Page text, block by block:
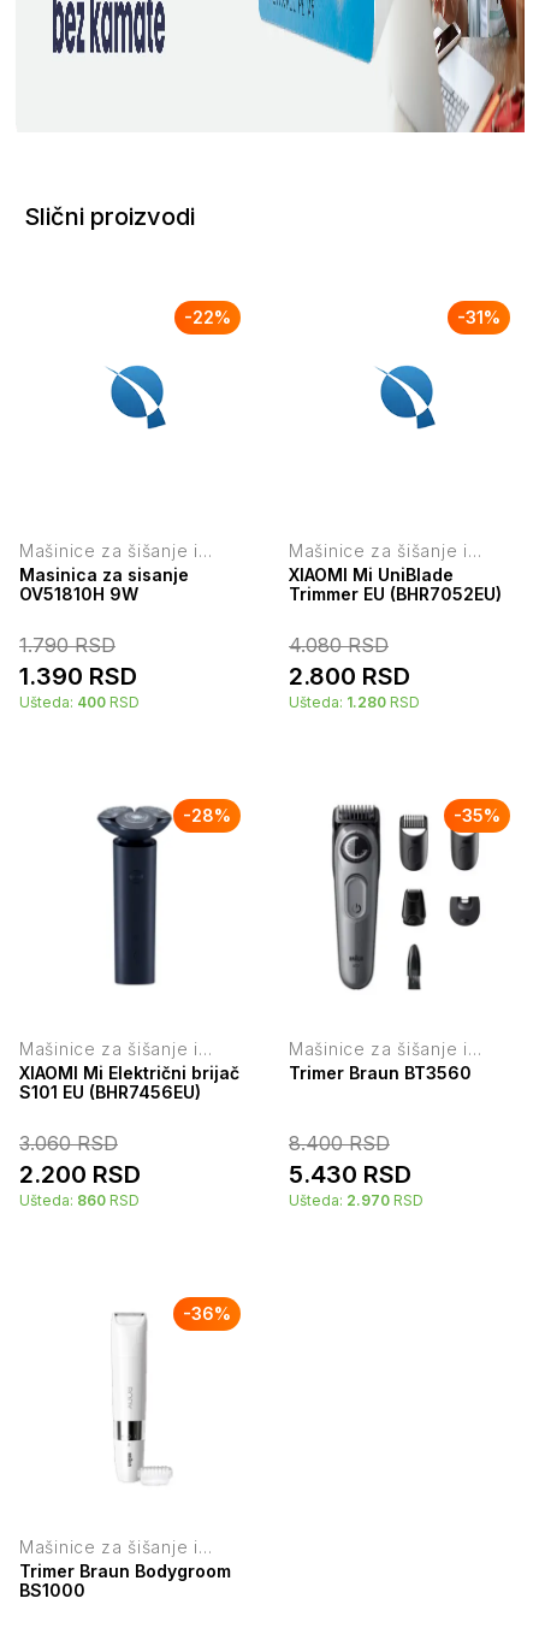
Slični proizvodi
-22%
Mašinice za šišanje i
trimeri
Masinica za sisanje
OV51810H 9W
1.790RSD
1.390 RSD
Ušteda: 400 RSD
-31%
Mašinice za šišanje i
trimeri
XIAOMI Mi UniBlade
Trimmer EU (BHR7052EU)
4.080RSD
2.800 RSD
Ušteda: 1.280 RSD
-28%
Mašinice za šišanje i
trimeri
XIAOMI Mi Električni brijač
S101 EU (BHR7456EU)
3.060RSD
2.200 RSD
Ušteda: 860 RSD
-35%
Mašinice za šišanje i
trimeri
Trimer Braun BT3560
8.400RSD
5.430 RSD
Ušteda: 2.970 RSD
-36%
Mašinice za šišanje i
trimeri
Trimer Braun Bodygroom
BS1000